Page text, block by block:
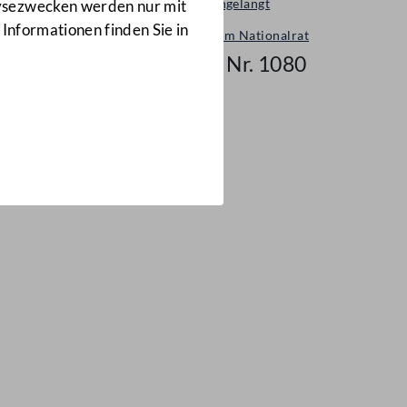
werden nur mit
finden Sie in
Neu eingelangt
Neues im Nationalrat
Mail Nr. 1080